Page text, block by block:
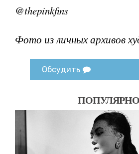
@thepinkfins
Фото из личных архивов
Обсудить